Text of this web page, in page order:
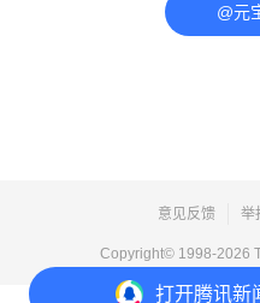
打开腾讯新
@元
意见反馈 举
Copyright© 1998-2026